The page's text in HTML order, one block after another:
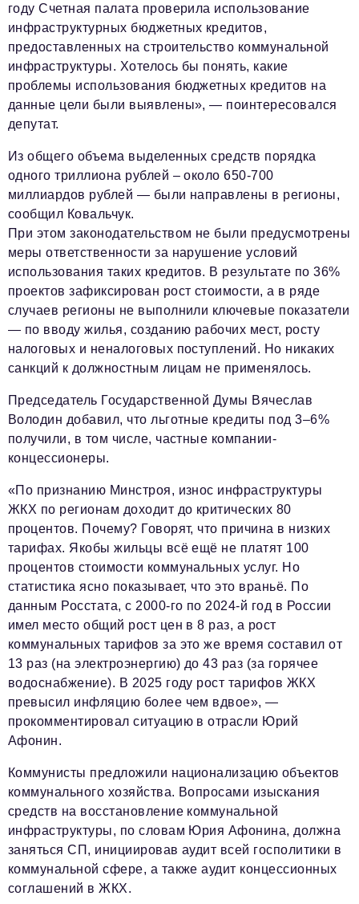
году Счетная палата проверила использование
инфраструктурных бюджетных кредитов,
предоставленных на строительство коммунальной
инфраструктуры. Хотелось бы понять, какие
проблемы использования бюджетных кредитов на
данные цели были выявлены», — поинтересовался
депутат.
Из общего объема выделенных средств порядка
одного триллиона рублей – около 650-700
миллиардов рублей — были направлены в регионы,
сообщил Ковальчук.
При этом законодательством не были предусмотрены
меры ответственности за нарушение условий
использования таких кредитов. В результате по 36%
проектов зафиксирован рост стоимости, а в ряде
случаев регионы не выполнили ключевые показатели
— по вводу жилья, созданию рабочих мест, росту
налоговых и неналоговых поступлений. Но никаких
санкций к должностным лицам не применялось.
Председатель Государственной Думы Вячеслав
Володин добавил, что льготные кредиты под 3–6%
получили, в том числе, частные компании-
концессионеры.
«По признанию Минстроя, износ инфраструктуры
ЖКХ по регионам доходит до критических 80
процентов. Почему? Говорят, что причина в низких
тарифах. Якобы жильцы всё ещё не платят 100
процентов стоимости коммунальных услуг. Но
статистика ясно показывает, что это враньё. По
данным Росстата, с 2000-го по 2024-й год в России
имел место общий рост цен в 8 раз, а рост
коммунальных тарифов за это же время составил от
13 раз (на электроэнергию) до 43 раз (за горячее
водоснабжение). В 2025 году рост тарифов ЖКХ
превысил инфляцию более чем вдвое», —
прокомментировал ситуацию в отрасли Юрий
Афонин.
Коммунисты предложили национализацию объектов
коммунального хозяйства. Вопросами изыскания
средств на восстановление коммунальной
инфраструктуры, по словам Юрия Афонина, должна
заняться СП, инициировав аудит всей госполитики в
коммунальной сфере, а также аудит концессионных
соглашений в ЖКХ.